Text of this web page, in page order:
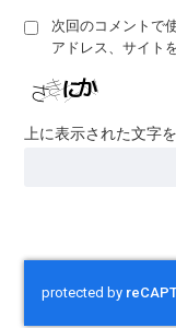
次回のコメントで
アドレス、サイト
上に表示された文字